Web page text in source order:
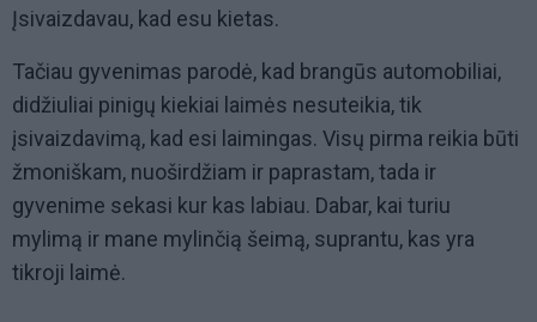
Įsivaizdavau, kad esu kietas.
Tačiau gyvenimas parodė, kad brangūs automobiliai,
didžiuliai pinigų kiekiai laimės nesuteikia, tik
įsivaizdavimą, kad esi laimingas. Visų pirma reikia būti
žmoniškam, nuoširdžiam ir paprastam, tada ir
gyvenime sekasi kur kas labiau. Dabar, kai turiu
mylimą ir mane mylinčią šeimą, suprantu, kas yra
tikroji laimė.